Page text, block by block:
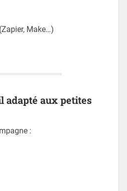
Make…)
adapté aux petites
: